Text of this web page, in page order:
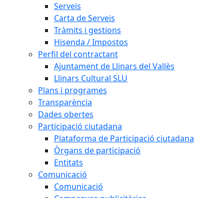
Serveis
Carta de Serveis
Tràmits i gestions
Hisenda / Impostos
Perfil del contractant
Ajuntament de Llinars del Vallès
Llinars Cultural SLU
Plans i programes
Transparència
Dades obertes
Participació ciutadana
Plataforma de Participació ciutadana
Òrgans de participació
Entitats
Comunicació
Comunicació